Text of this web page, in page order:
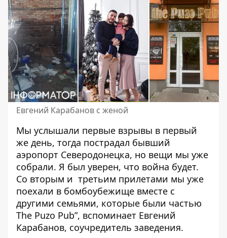
Евгений Карабанов с женой
Мы услышали первые взрывы в первый
же день, тогда пострадал бывший
аэропорт Северодонецка, но вещи мы уже
собрали. Я был уверен, что война будет.
Со вторым и третьим прилетами мы уже
поехали в бомбоубежище вместе с
другими семьями, которые были частью
The Puzo Pub”, вспоминает Евгений
Карабанов, соучредитель заведения.